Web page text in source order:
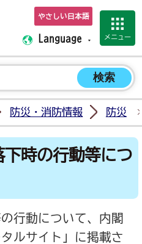
那須烏山市ホーム
やさしい日本語
Language メニュー
防災・消防情報 防災
時の行動等につ
行動について、内閣
ルサイト」に掲載さ